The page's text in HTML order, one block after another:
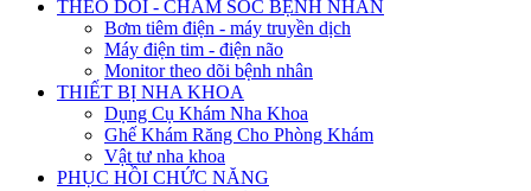
THEO DÕI - CHĂM SÓC BỆNH NHÂN
Bơm tiêm điện - máy truyền dịch
Máy điện tim - điện não
Monitor theo dõi bệnh nhân
THIẾT BỊ NHA KHOA
Dụng Cụ Khám Nha Khoa
Ghế Khám Răng Cho Phòng Khám
Vật tư nha khoa
PHỤC HỒI CHỨC NĂNG